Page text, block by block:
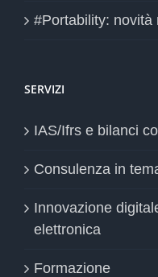
#Portability: novità
SERVIZI
IAS/Ifrs e bilanci
Consulenza in
Innovazione
elettronica
Formazione